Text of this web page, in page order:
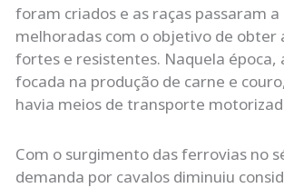
foram criados e as raças passaram a
melhoradas com o objetivo de obter
fortes e resistentes. Naquela época,
focada na produção de carne e
havia meios de transporte
Com o surgimento das ferrovias no
demanda por cavalos diminuiu